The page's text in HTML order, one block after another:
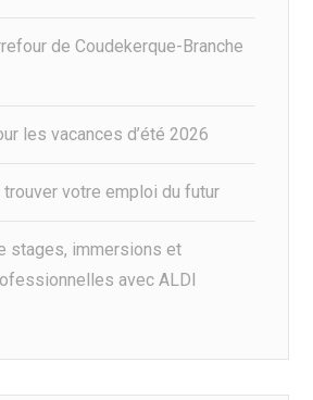
de Coudekerque-Branche
les vacances d’été 2026
trouver votre emploi du futur
stages, immersions et
avec ALDI